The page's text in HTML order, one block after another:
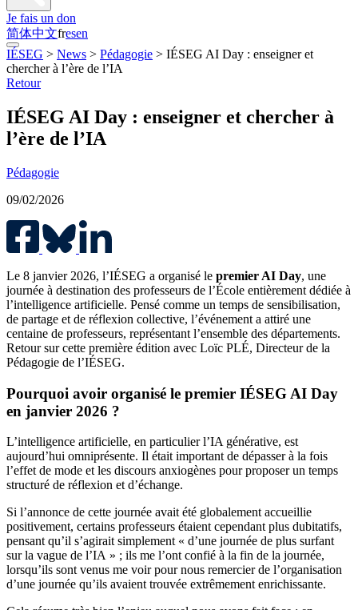
Je fais un don
简体中文fresen
IÉSEG > News > Pédagogie > IÉSEG AI Day : enseigner et
chercher à l’ère de l’IA
Retour
IÉSEG AI Day : enseigner et chercher à
l’ère de l’IA
Pédagogie
09/02/2026
Le 8 janvier 2026, l’IÉSEG a organisé le premier AI Day, une
journée à destination des professeurs de l’École entièrement dédiée à
l’intelligence artificielle. Pensé comme un temps de sensibilisation,
de partage et de réflexion collective, l’événement a attiré une
centaine de professeurs, représentant l’ensemble des départements.
Retour sur cette première édition avec Loïc PLÉ, Directeur de la
Pédagogie de l’IÉSEG.
Pourquoi avoir organisé le premier IÉSEG AI Day
en janvier 2026 ?
L’intelligence artificielle, en particulier l’IA générative, est
aujourd’hui omniprésente. Il était important de dépasser à la fois
l’effet de mode et les discours anxiogènes pour proposer un temps
structuré de réflexion et d’échange.
Si l’annonce de cette journée avait été globalement accueillie
positivement, certains professeurs étaient cependant plus dubitatifs,
pensant qu’il s’agirait simplement « d’une journée de plus surfant
sur la vague de l’IA » ; ils me l’ont confié à la fin de la journée,
lorsqu’ils sont venus me voir pour nous remercier de l’organisation
d’une journée qu’ils avaient trouvée extrêmement enrichissante.